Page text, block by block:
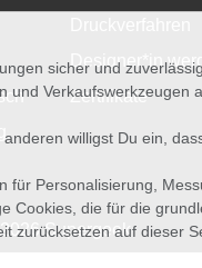
Designer*in
Zertifikate
Supergeek
sicher und
Verkaufswerkzeugen
willigst Du ein,
Personalisierung,
die für die
zurücksetzen auf dieser